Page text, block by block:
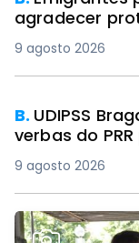
agradecer
9 agosto 2026
B. UDIPSS
verbas do
9 agosto 2026